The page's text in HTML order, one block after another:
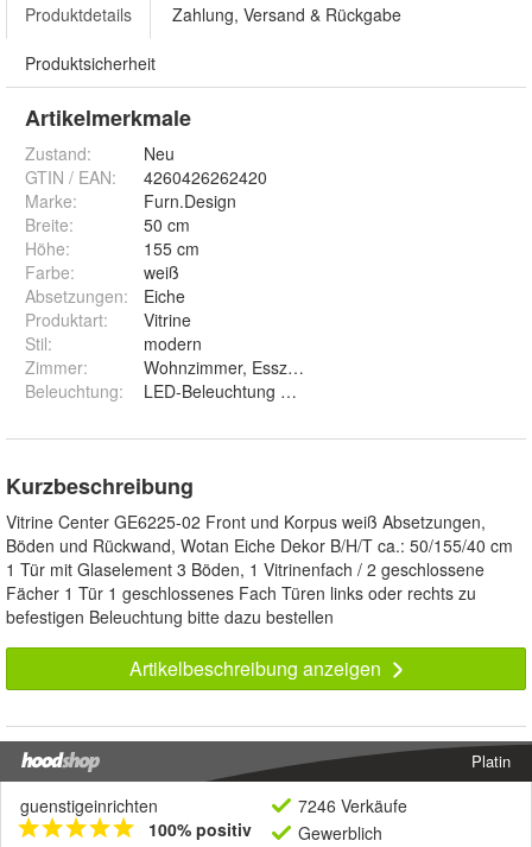
Produktdetails Zahlung, Versand & Rückgabe
Produktsicherheit
Artikelmerkmale
Zustand:
Neu
GTIN / EAN:
4260426262420
Marke:
Furn.Design
Breite:
50 cm
Höhe:
155 cm
Farbe:
weiß
Absetzungen:
Eiche
Produktart:
Vitrine
Stil:
modern
Zimmer:
Wohnzimmer, Esszimmer
Beleuchtung:
Kurzbeschreibung
Vitrine Center GE6225-02 Front und Korpus weiß Absetzungen,
Böden und Rückwand, Wotan Eiche Dekor B/H/T ca.: 50/155/40 cm
1 Tür mit Glaselement 3 Böden, 1 Vitrinenfach / 2 geschlossene
Fächer 1 Tür 1 geschlossenes Fach Türen links oder rechts zu
befestigen Beleuchtung bitte dazu bestellen
Artikelbeschreibung anzeigen
Platin
guenstigeinrichten
100% positiv
7246 Verkäufe
Gewerblich